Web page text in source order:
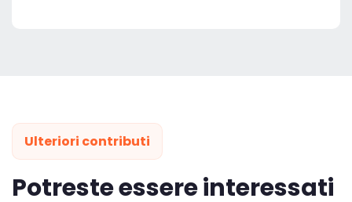
Ulteriori contributi
Potreste essere interessati